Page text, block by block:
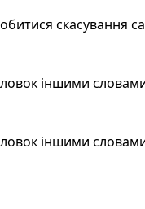
скасування
іншими
іншими